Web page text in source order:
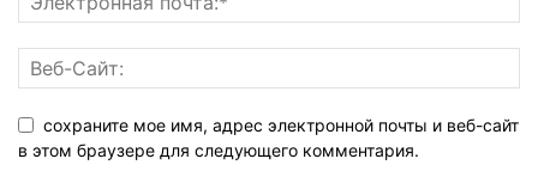
сохраните мое имя, адрес электронной почты и веб-сайт
в этом браузере для следующего комментария.